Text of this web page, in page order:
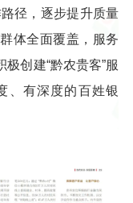
径，逐步提升质量
体全面覆盖，服务
创建“黔农贵客”服
、有深度的百姓银